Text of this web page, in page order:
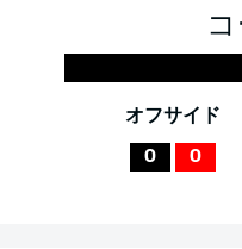
オフサイド
0 0